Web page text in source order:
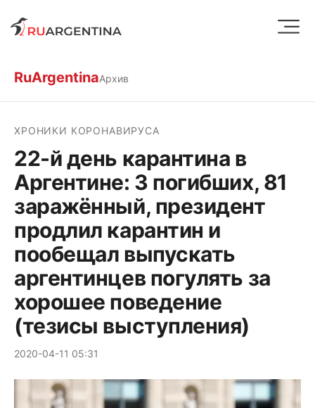
RuArgentinaАрхив
ХРОНИКИ КОРОНАВИРУСА
22-й день карантина в
Аргентине: 3 погибших, 81
заражённый, президент
продлил карантин и
пообещал выпускать
аргентинцев погулять за
хорошее поведение
(тезисы выступления)
2020-04-11 05:31